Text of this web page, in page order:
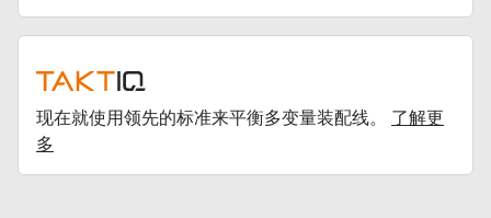
现在就使用领先的标准来平衡多变量装配线。 了解更
多